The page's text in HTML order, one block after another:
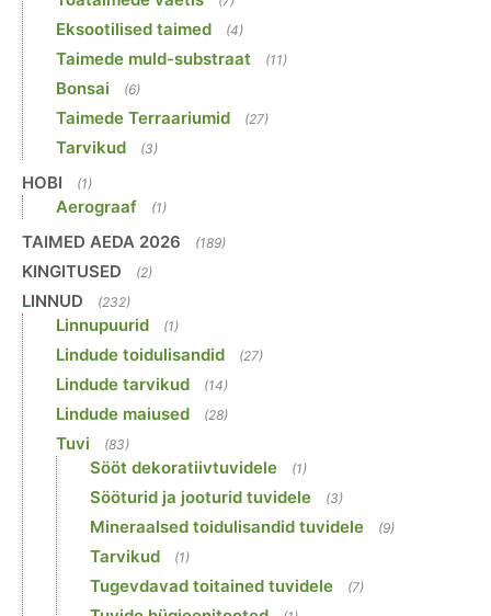
Eksootilised taimed (4)
Taimede muld-substraat (11)
Bonsai (6)
Taimede Terraariumid (27)
Tarvikud (3)
HOBI (1)
Aerograaf (1)
TAIMED AEDA 2026 (189)
KINGITUSED (2)
LINNUD (232)
Linnupuurid (1)
Lindude toidulisandid (27)
Lindude tarvikud (14)
Lindude maiused (28)
Tuvi (83)
Sööt dekoratiivtuvidele (1)
Sööturid ja jooturid tuvidele (3)
Mineraalsed toidulisandid tuvidele (9)
Tarvikud (1)
Tugevdavad toitained tuvidele (7)